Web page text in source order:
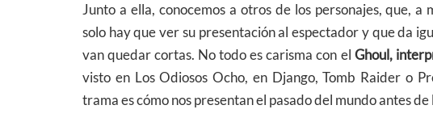
Junto a ella, conocemos a otros de los personajes, que,
solo hay que ver su presentación al espectador y que da
van quedar cortas. No todo es carisma con el Ghoul,
visto en Los Odiosos Ocho, en Django, Tomb Raider o
trama es cómo nos presentan el pasado del mundo antes